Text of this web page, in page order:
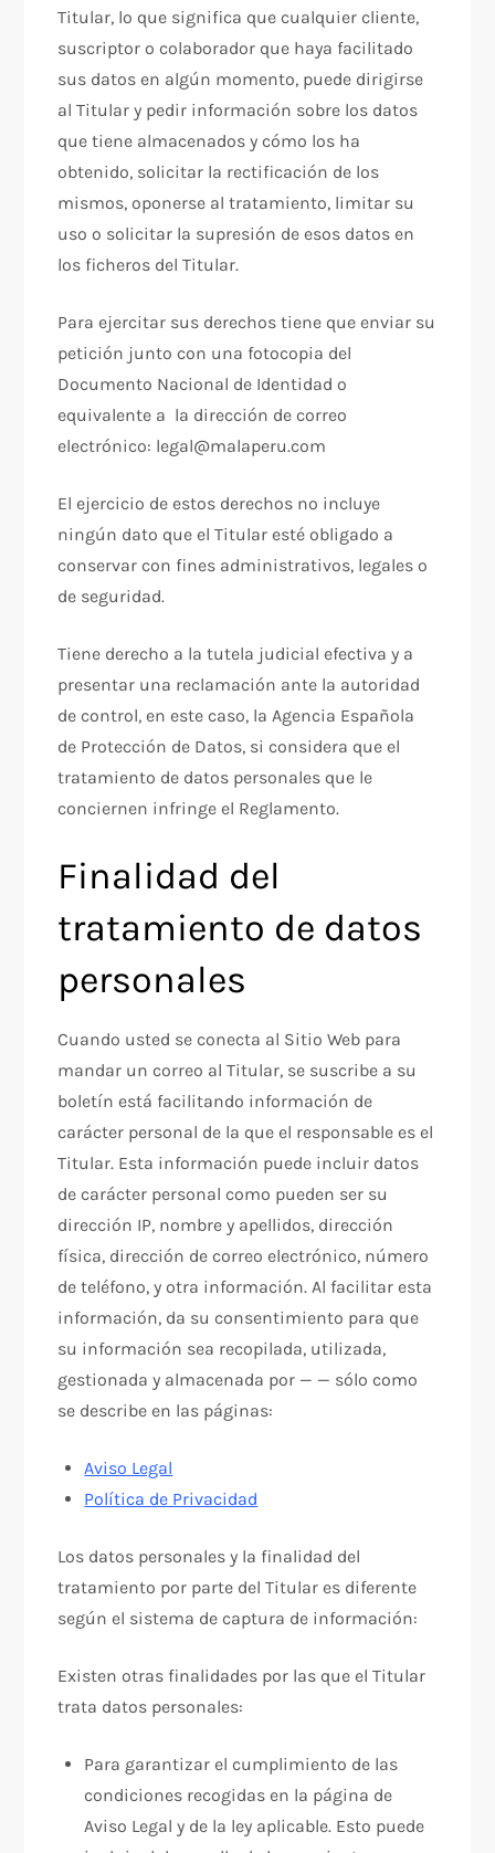
Titular, lo que significa que cualquier cliente,
suscriptor o colaborador que haya facilitado
sus datos en algún momento, puede dirigirse
al Titular y pedir información sobre los datos
que tiene almacenados y cómo los ha
obtenido, solicitar la rectificación de los
mismos, oponerse al tratamiento, limitar su
uso o solicitar la supresión de esos datos en
los ficheros del Titular.
Para ejercitar sus derechos tiene que enviar su
petición junto con una fotocopia del
Documento Nacional de Identidad o
equivalente a la dirección de correo
electrónico: legal@malaperu.com
El ejercicio de estos derechos no incluye
ningún dato que el Titular esté obligado a
conservar con fines administrativos, legales o
de seguridad.
Tiene derecho a la tutela judicial efectiva y a
presentar una reclamación ante la autoridad
de control, en este caso, la Agencia Española
de Protección de Datos, si considera que el
tratamiento de datos personales que le
conciernen infringe el Reglamento.
Finalidad del
tratamiento de datos
personales
Cuando usted se conecta al Sitio Web para
mandar un correo al Titular, se suscribe a su
boletín está facilitando información de
carácter personal de la que el responsable es el
Titular. Esta información puede incluir datos
de carácter personal como pueden ser su
dirección IP, nombre y apellidos, dirección
física, dirección de correo electrónico, número
de teléfono, y otra información. Al facilitar esta
información, da su consentimiento para que
su información sea recopilada, utilizada,
gestionada y almacenada por — — sólo como
se describe en las páginas:
Aviso Legal
Política de Privacidad
Los datos personales y la finalidad del
tratamiento por parte del Titular es diferente
según el sistema de captura de información:
Existen otras finalidades por las que el Titular
trata datos personales:
Para garantizar el cumplimiento de las
condiciones recogidas en la página de
Aviso Legal y de la ley aplicable. Esto puede